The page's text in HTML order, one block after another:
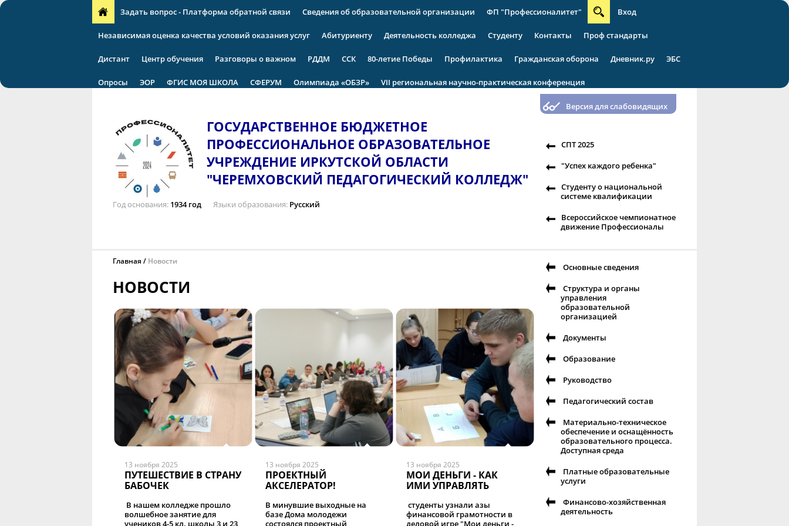
Задать вопрос - Платформа обратной связи Сведения об образовательной организации ФП "Профессионалитет"
Независимая оценка качества условий оказания услуг Абитуриенту Деятельность колледжа Студенту Контакты Проф стандарты
Дистант Центр обучения Разговоры о важном РДДМ ССК 80-летие Победы Профилактика Гражданская оборона Дневник.ру ЭБС
Опросы ЭОР ФГИС МОЯ ШКОЛА СФЕРУМ Олимпиада «ОБЗР» VII региональная научно-практическая конференция
Вход
ГОСУДАРСТВЕННОЕ БЮДЖЕТНОЕ
ПРОФЕССИОНАЛЬНОЕ ОБРАЗОВАТЕЛЬНОЕ
УЧРЕЖДЕНИЕ ИРКУТСКОЙ ОБЛАСТИ
"ЧЕРЕМХОВСКИЙ ПЕДАГОГИЧЕСКИЙ КОЛЛЕДЖ"
Год основания 1934 год Языки образования Русский
Версия для слабовидящих
СПТ 2025
"Успех каждого ребенка"
Студенту о национальной
системе квалификации
Всероссийское чемпионатное
движение Профессионалы
Главная Новости
НОВОСТИ
13 ноября 2025
ПУТЕШЕСТВИЕ В СТРАНУ
БАБОЧЕК
В нашем колледже прошло
волшебное занятие для
13 ноября 2025
ПРОЕКТНЫЙ
АКСЕЛЕРАТОР!
В минувшие выходные на
базе Дома молодежи
13 ноября 2025
МОИ ДЕНЬГИ - КАК
ИМИ УПРАВЛЯТЬ
студенты узнали азы
финансовой грамотности в
Основные сведения
Структура и органы
управления
образовательной
организацией
Документы
Образование
Руководство
Педагогический состав
Материально-техническое
обеспечение и оснащённость
образовательного процесса.
Доступная среда
Платные образовательные
услуги
Финансово-хозяйственная
деятельность